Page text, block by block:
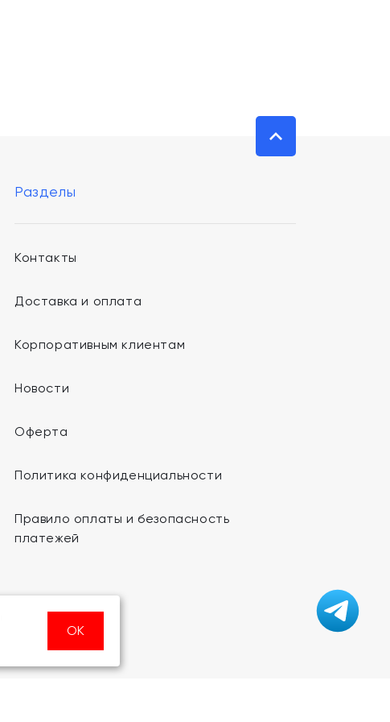
Разделы
Контакты
Доставка и оплата
Корпоративным клиентам
Новости
Оферта
Политика конфиденциальности
Правило оплаты и безопасность
платежей
ОК